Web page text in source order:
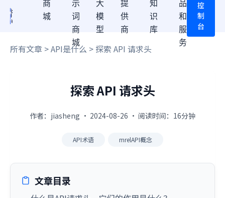
商
城
示
词
商
城
大
模
型
提
供
商
知
识
库
品
和
服
务
控
制
台
所有文章 >API是什么 > 探索 API 请求头
探索 API 请求头
作者：jiasheng · 2024-08-26 · 阅读时间：16分钟
API术语 mrelAPI概念
文章目录